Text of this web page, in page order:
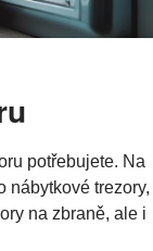
potřebujete. Na
nábytkové trezory,
na zbraně, ale i